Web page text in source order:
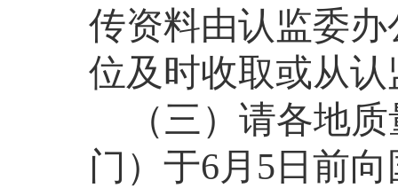
传资料由认监委
位及时收取或从
（三）请各地质
门） 于6月 5 日前